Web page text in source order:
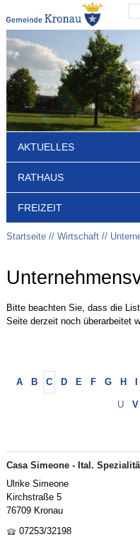
AKTUELLES
RATHAUS
FREIZEIT
Startseite Wirtschaft
Bitte beachten Sie, dass die
Seite derzeit noch überarbeitet
A B C D E F G H
U V
Casa Simeone - Ital.
Ulrike Simeone
Kirchstraße 5
76709 Kronau
07253/32198